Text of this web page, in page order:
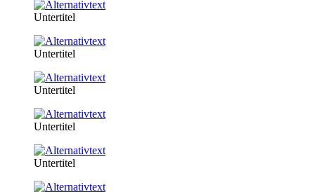
Untertitel
Untertitel
Untertitel
Untertitel
Untertitel